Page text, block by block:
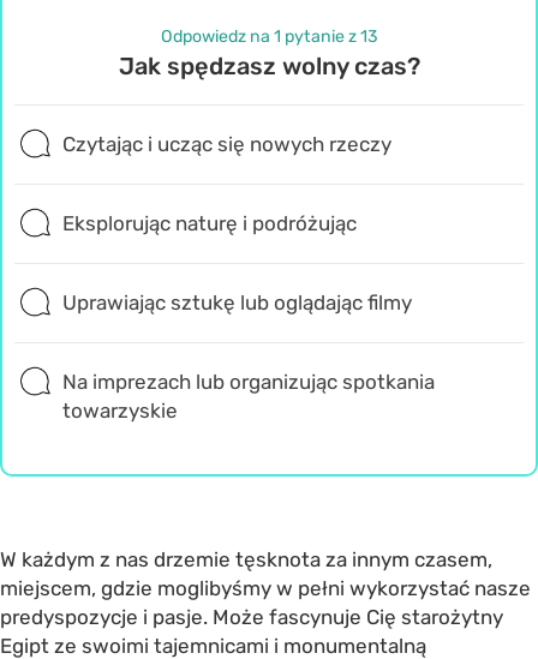
Odpowiedz na 1 pytanie z 13
Jak spędzasz wolny czas?
Czytając i ucząc się nowych rzeczy
Eksplorując naturę i podróżując
Uprawiając sztukę lub oglądając filmy
Na imprezach lub organizując spotkania
towarzyskie
W każdym z nas drzemie tęsknota za innym czasem,
miejscem, gdzie moglibyśmy w pełni wykorzystać nasze
predyspozycje i pasje. Może fascynuje Cię starożytny
Egipt ze swoimi tajemnicami i monumentalną